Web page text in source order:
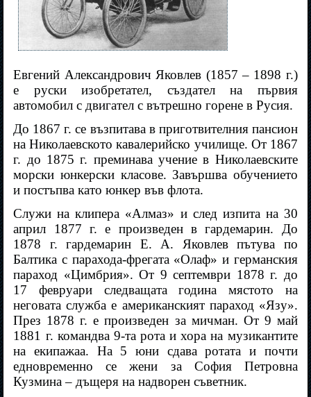
Евгений Александрович Яковлев (1857 – 1898 г.)
е руски изобретател, създател на първия
автомобил с двигател с вътрешно горене в Русия.
До 1867 г. се възпитава в приготвителния пансион
на Николаевското кавалерийско училище. От 1867
г. до 1875 г. преминава учение в Николаевските
морски юнкерски класове. Завършва обучението
и постъпва като юнкер във флота.
Служи на клипера «Алмаз» и след изпита на 30
април 1877 г. е произведен в гардемарин. До
1878 г. гардемарин Е. А. Яковлев пътува по
Балтика с парахода-фрегата «Олаф» и германския
параход «Цимбрия». От 9 септември 1878 г. до
17 февруари следващата година мястото на
неговата служба е американският параход «Язу».
През 1878 г. е произведен за мичман. От 9 май
1881 г. командва 9-та рота и хора на музикантите
на екипажаа. На 5 юни сдава ротата и почти
едновременно се жени за София Петровна
Кузмина – дъщеря на надворен съветник.